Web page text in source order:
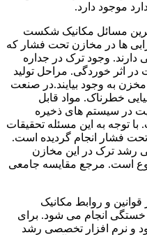
موجود دارد.
مسائل مکانیک شکست
ها در مخازن تحت فشار که
دارند. وجود ترک در جداره
اثر خوردگی. مراحل تولید
به وجود بیایند.در صنعت
خطرناک. مواد قابل
در سیستم های ذخیره
توجه به این مسئله تحقیقات
فشار انجام گردیده است.
رشد ترک در این مخازن
است. مرجع مقایسه جامعی
و روابط مکانیک
انجام می شود. برای
و نرم افزار تخصصی رشد